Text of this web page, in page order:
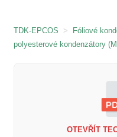
TDK-EPCOS > Fóliové
polyesterové kondenzátory
OTEVŘÍT